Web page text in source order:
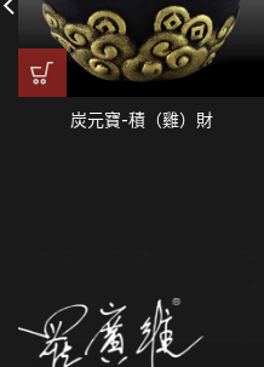
炭元寶-積（雞）財